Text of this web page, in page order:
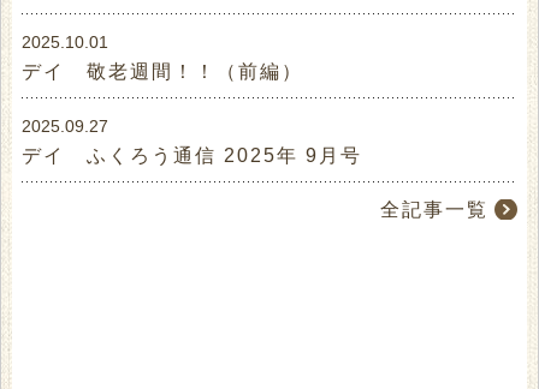
2025.10.01
デイ 敬老週間！！（前編）
2025.09.27
デイ ふくろう通信 2025年 9月号
全記事一覧